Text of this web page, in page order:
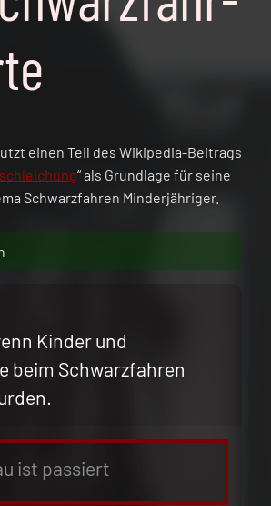
einen Teil des Wikipedia-Beitrags
“ als Grundlage für seine
Schwarzfahren Minderjähriger.
Kinder und
beim Schwarzfahren